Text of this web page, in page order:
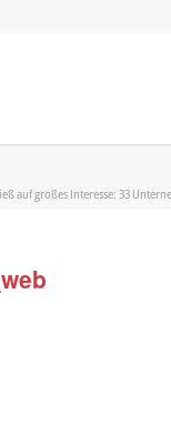
auf großes Interesse: 33